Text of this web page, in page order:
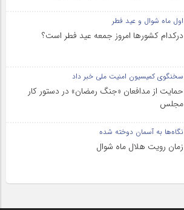
اول ماه شوال و عید فطر
درکدام کشورها امروز جمعه عید فطر است؟
سخنگوی کمیسیون امنیت ملی خبر داد
حمایت از مدافعان «جنگ رمضان» در دستور کار
مجلس
نگاه‌ها به آسمان دوخته شده
زمان رویت هلال ماه شوال